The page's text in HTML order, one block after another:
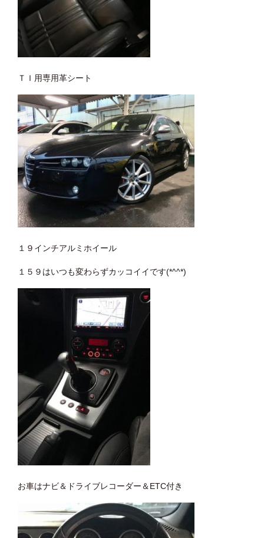
ＴＩ用専用革シート
１９インチアルミホイール
１５９はいつも変わらずカッコイイです(*^^*)
お車はナビ＆ドライブレコーダー＆ETC付き